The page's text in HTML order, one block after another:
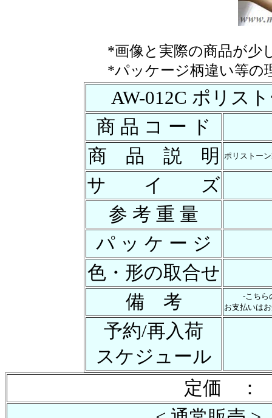
*画像と実際の商品が少
*パッケージ柄違い等の
AW-012C ポリス
商 品 コ ー ド
商 品 説 明
ポリストー
サ イ ズ
参 考 重 量
パ ッ ケ ー ジ
色・形の取合せ
備 考
-こちら
お支払いは
予約/再入荷
スケジュール
定価 ：